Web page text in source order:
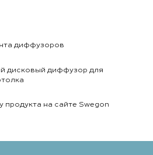
диффузоров
дисковый диффузор для
продукта на сайте Swegon